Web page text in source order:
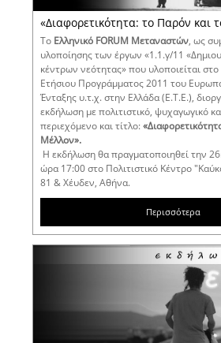
«Διαφορετικότητα: το Παρόν και
Το Ελληνικό FORUM Μεταναστών, ως
υλοποίησης των έργων «1.1.γ/11
κέντρων νεότητας» που υλοποιείται στο
Ετήσιου Προγράμματος 2011 του
Ένταξης υ.τ.χ. στην Ελλάδα (Ε.Τ.Ε.),
εκδήλωση με πολιτιστικό, ψυχαγωγικό
περιεχόμενο και τίτλο:
Μέλλον».
Η εκδήλωση θα πραγματοποιηθεί την
ώρα 17:00 στο Πολιτιστικό Κέντρο
81 & Χέυδεν, Αθήνα.
Περισσότερα